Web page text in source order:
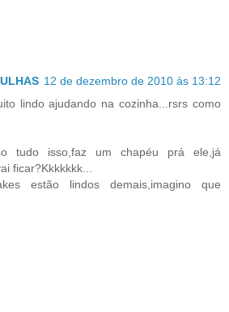
12 de dezembro de 2010 às 13:12
lindo ajudando na cozinha...rsrs como
tudo isso,faz um chapéu prá ele,já
ficar?Kkkkkkk...
estão lindos demais,imagino que